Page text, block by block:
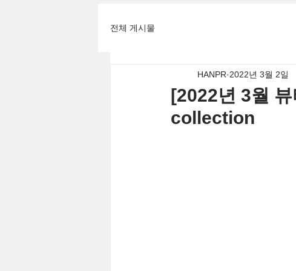
전체 게시물
[2022년 3월
collection
HANPR 2022년 3월 2일